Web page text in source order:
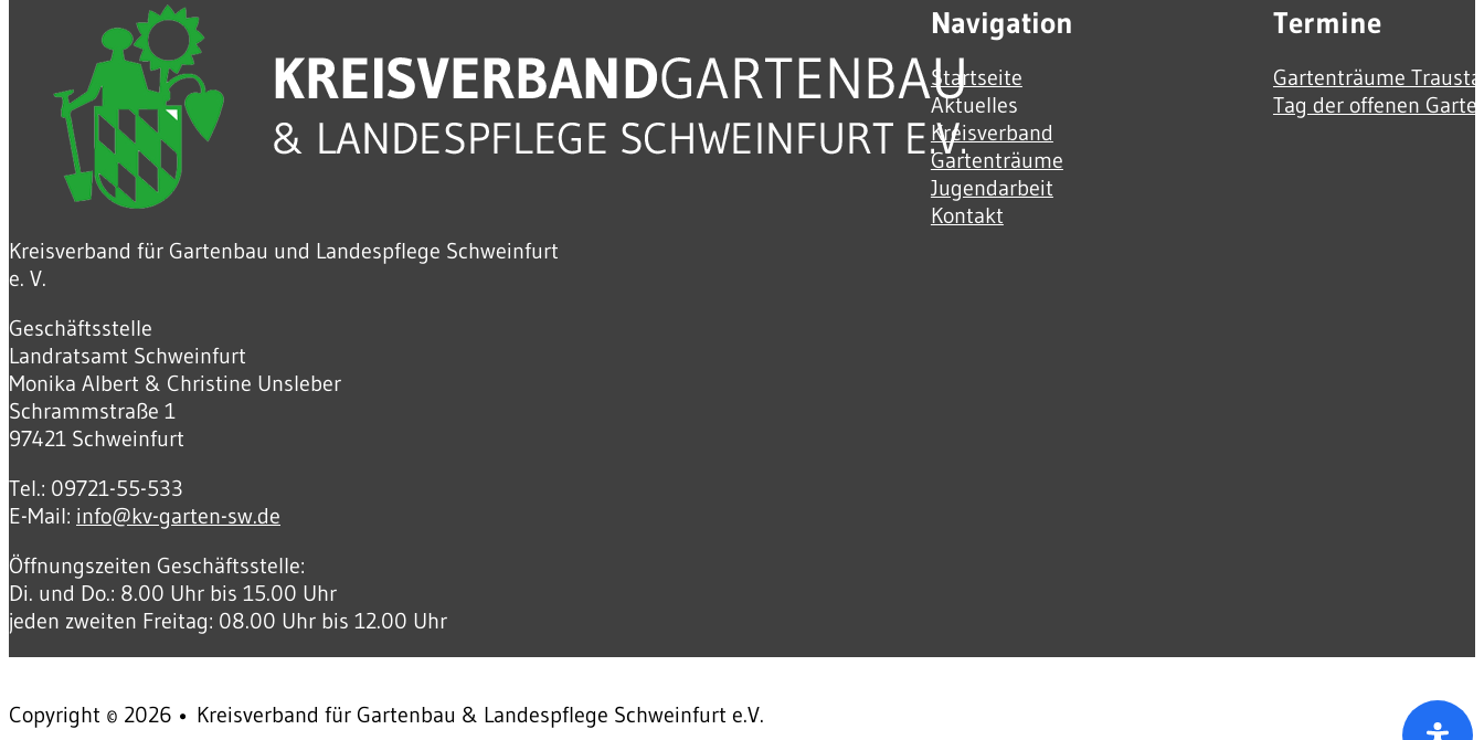
Kreisverband für Gartenbau und Landespflege Schweinfurt
e. V.
Geschäftsstelle
Landratsamt Schweinfurt
Monika Albert & Christine Unsleber
Schrammstraße 1
97421 Schweinfurt
Tel.: 09721-55-533
E-Mail: info@kv-garten-sw.de
Öffnungszeiten Geschäftsstelle:
Di. und Do.: 8.00 Uhr bis 15.00 Uhr
jeden zweiten Freitag: 08.00 Uhr bis 12.00 Uhr
Navigation
Startseite
Aktuelles
Kreisverband
Gartenträume
Jugendarbeit
Kontakt
Termine
Gartenträume
Tag der offenen
Copyright © 2026 • Kreisverband für Gartenbau & Landespflege Schweinfurt e.V.